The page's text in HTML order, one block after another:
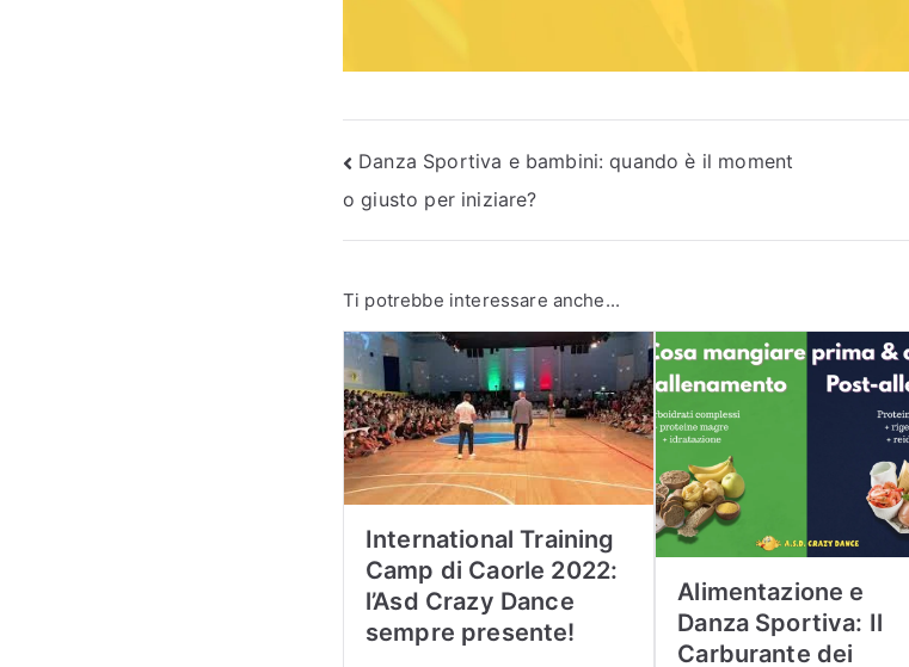
Navigazione
articoli
Danza Sportiva e bambini: quando è il moment
o giusto per iniziare?
Ti potrebbe interessare anche...
International Training
Camp di Caorle 2022:
l’Asd Crazy Dance
sempre presente!
Alimentazione e
Danza Sportiva: Il
Carburante dei